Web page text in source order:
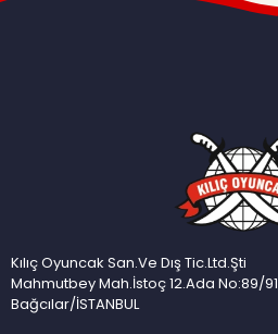
Kılıç Oyuncak San.Ve Dış Tic.Ltd.Şti
Mahmutbey Mah.İstoç 12.Ada No:89/91
Bağcılar/İSTANBUL